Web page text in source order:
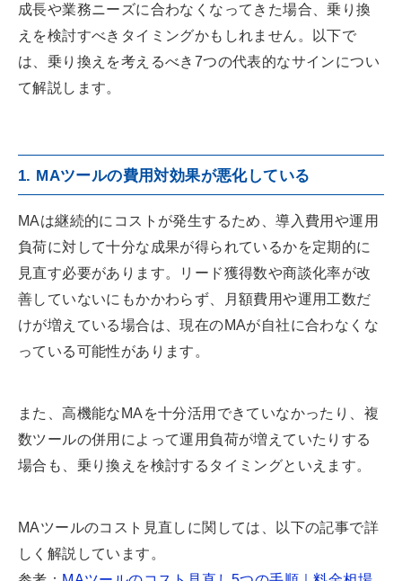
成長や業務ニーズに合わなくなってきた場合、乗り換
えを検討すべきタイミングかもしれません。以下で
は、乗り換えを考えるべき7つの代表的なサインについ
て解説します。
1. MAツールの費用対効果が悪化している
MAは継続的にコストが発生するため、導入費用や運用
負荷に対して十分な成果が得られているかを定期的に
見直す必要があります。リード獲得数や商談化率が改
善していないにもかかわらず、月額費用や運用工数だ
けが増えている場合は、現在のMAが自社に合わなくな
っている可能性があります。
また、高機能なMAを十分活用できていなかったり、複
数ツールの併用によって運用負荷が増えていたりする
場合も、乗り換えを検討するタイミングといえます。
MAツールのコスト見直しに関しては、以下の記事で詳
しく解説しています。